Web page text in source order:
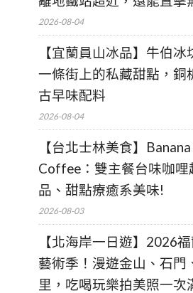
2026-08-04
【宜蘭員山冰品】牛伯
一條街上的私藏甜點，銅
古早味配料
2026-08-04
【台北士林美食】
Coffee：雙主餐台味咖哩
品、甜點療癒系美味!
2026-08-03
【北海岸一日遊】2026
藝術季！漫遊金山、石門
里，吃喝玩樂拍美照一次